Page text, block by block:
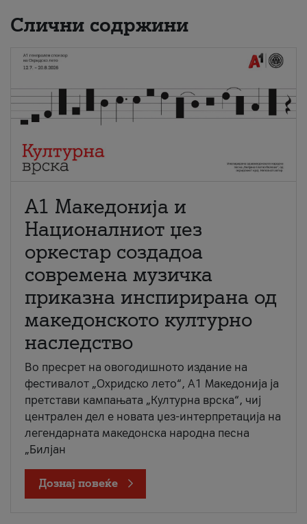
Слични содржини
А1 Македонија и
Националниот џез
оркестар создадоа
современа музичка
приказна инспирирана од
македонското културно
наследство
Во пресрет на овогодишното издание на
фестивалот „Охридско лето“, А1 Македонија ја
претстави кампањата „Културна врска“, чиј
централен дел е новата џез-интерпретација на
легендарната македонска народна песна
„Билјан
Дознај повеќе